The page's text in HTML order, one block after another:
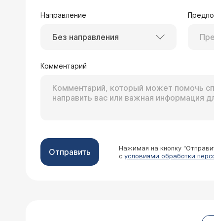
16.10.2006 kleo, 32 года, Смоленск
количество
обследование.
каждый день шампунем для
Уважаемый Юрий!
Направление
Без направления
Комментарий
Отправить
Нажимая на кнопку
с условиями обработки